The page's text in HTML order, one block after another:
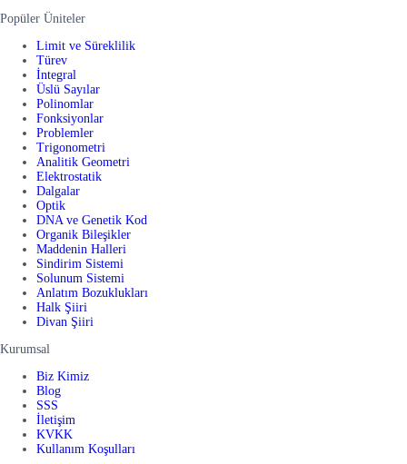
Popüler Üniteler
Limit ve Süreklilik
Türev
İntegral
Üslü Sayılar
Polinomlar
Fonksiyonlar
Problemler
Trigonometri
Analitik Geometri
Elektrostatik
Dalgalar
Optik
DNA ve Genetik Kod
Organik Bileşikler
Maddenin Halleri
Sindirim Sistemi
Solunum Sistemi
Anlatım Bozuklukları
Halk Şiiri
Divan Şiiri
Kurumsal
Biz Kimiz
Blog
SSS
İletişim
KVKK
Kullanım Koşulları